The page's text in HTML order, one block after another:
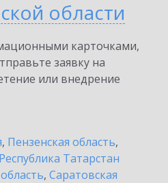
области
карточками,
заявку на
или внедрение
, Пензенская область,
Республика Татарстан
, Саратовская